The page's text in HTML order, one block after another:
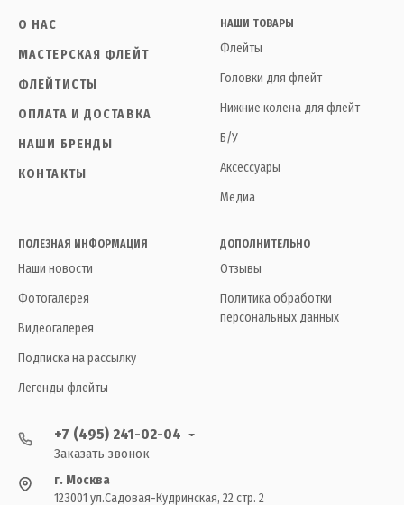
О НАС
МАСТЕРСКАЯ ФЛЕЙТ
ФЛЕЙТИСТЫ
ОПЛАТА И ДОСТАВКА
НАШИ БРЕНДЫ
КОНТАКТЫ
НАШИ ТОВАРЫ
Флейты
Головки для флейт
Нижние колена для флейт
Б/У
Аксессуары
Медиа
ПОЛЕЗНАЯ ИНФОРМАЦИЯ
Наши новости
Фотогалерея
Видеогалерея
Подписка на рассылку
Легенды флейты
ДОПОЛНИТЕЛЬНО
Отзывы
Политика обработки
персональных данных
+7 (495) 241-02-04
Заказать звонок
г. Москва
123001 ул.Садовая-Кудринская, 22 стр. 2